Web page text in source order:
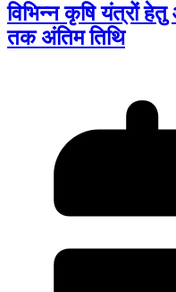
विभिन्न कृषि यंत्रों
तक अंतिम तिथि